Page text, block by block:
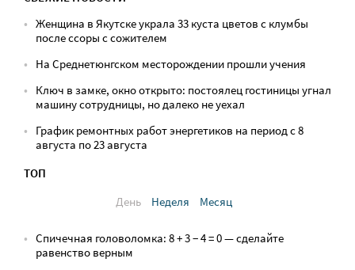
Женщина в Якутске украла 33 куста цветов с клумбы
после ссоры с сожителем
На Среднетюнгском месторождении прошли учения
Ключ в замке, окно открыто: постоялец гостиницы угнал
машину сотрудницы, но далеко не уехал
График ремонтных работ энергетиков на период с 8
августа по 23 августа
ТОП
День
Неделя Месяц
Спичечная головоломка: 8 + 3 − 4 = 0 — сделайте
равенство верным